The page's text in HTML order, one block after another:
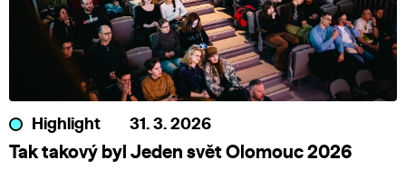
Highlight 31. 3. 2026
Tak takový byl Jeden svět Olomouc 2026